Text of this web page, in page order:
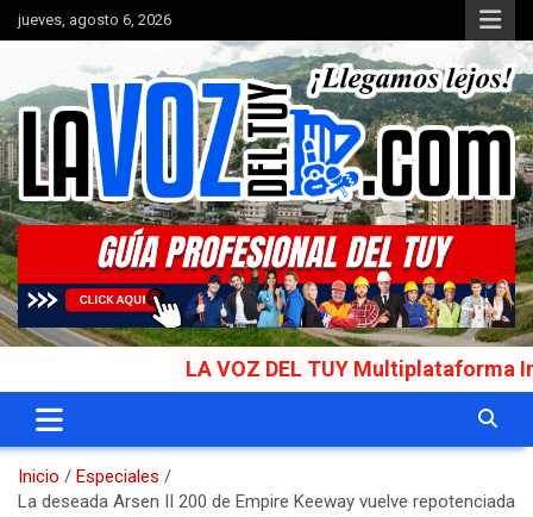
Saltar
al
jueves, agosto 6, 2026
La Voz del Tuy
Portal de noticias
LA VOZ DEL TUY Multiplataforma
Inicio
Especiales
La deseada Arsen II 200 de Empire Keeway vuelve repotenciada